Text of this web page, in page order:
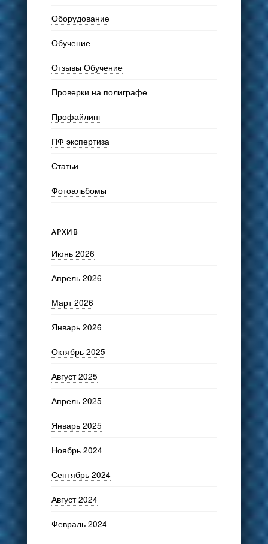
Оборудование
Обучение
Отзывы Обучение
Проверки на полиграфе
Профайлинг
ПФ экспертиза
Статьи
Фотоальбомы
АРХИВ
Июнь 2026
Апрель 2026
Март 2026
Январь 2026
Октябрь 2025
Август 2025
Апрель 2025
Январь 2025
Ноябрь 2024
Сентябрь 2024
Август 2024
Февраль 2024